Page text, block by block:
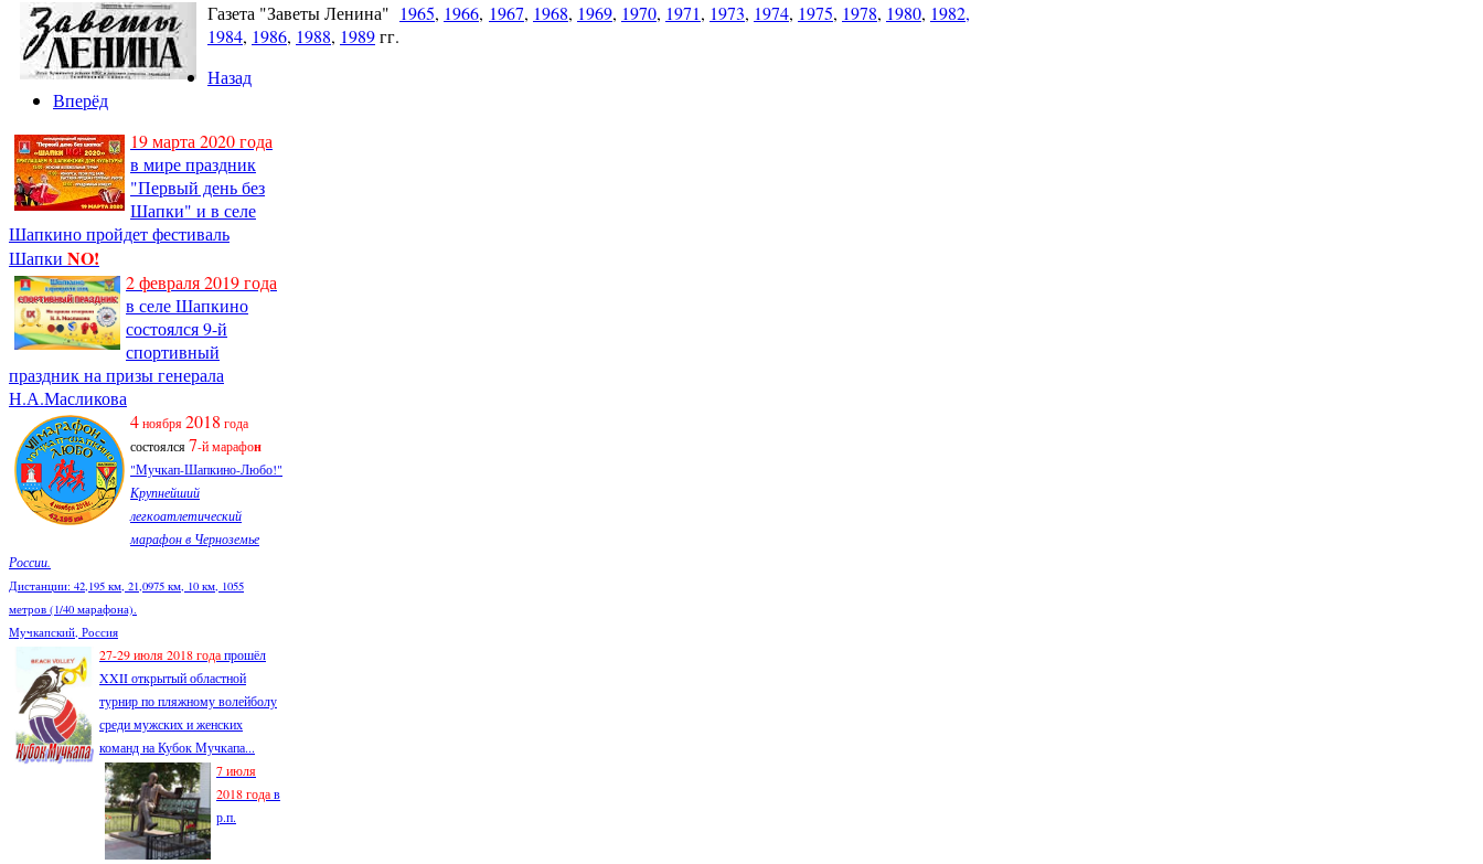
Газета "Заветы Ленина" 1965, 1966, 1967, 1968, 1969, 1970, 1971, 1973, 1974, 1975, 1978, 1980, 1982,
1984, 1986, 1988, 1989гг.
Назад
Вперёд
19 марта 2020 года
в мире праздник
"Первый день без
Шапки" и в селе
Шапкино пройдет фестиваль
Шапки NO!
2 февраля 2019 года
в селе Шапкино
состоялся 9-й
спортивный
праздник на призы генерала
Н.А.Масликова
4ноября2018 года
состоялся7-й марафон
"Мучкап-Шапкино-Любо!"
Крупнейший
легкоатлетический
марафон в Черноземье
России.
Дистанции: 42,195 км, 21,0975 км, 10 км, 1055
метров (1/40 марафона).
Мучкапский, Россия
27-29 июля 2018 годапрошёл
XXII открытый областной
турнир по пляжному волейболу
среди мужских и женских
команд на Кубок Мучкапа...
7 июля
2018 годав
р.п.